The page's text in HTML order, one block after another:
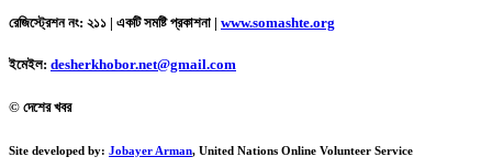
রেজিস্ট্রেশন নং: ২১১ | একটি সমষ্টি প্রকাশনা | www.somashte.org
ইমেইল: desherkhobor.net@gmail.com
© দেশের খবর
Site developed by: Jobayer Arman, United Nations Online Volunteer Service